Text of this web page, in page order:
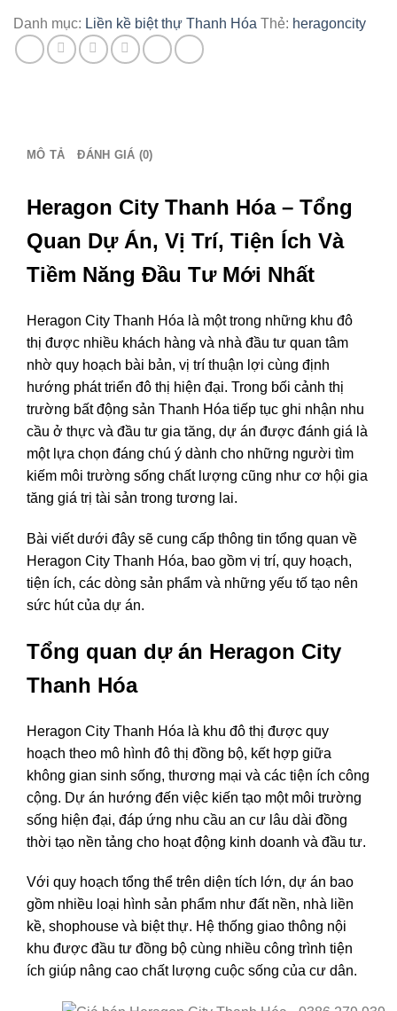
Hóa
–
Giá
Danh mục: Liền kề biệt thự Thanh Hóa Thẻ: heragoncity
MÔ TẢ ĐÁNH GIÁ (0)
Heragon City Thanh Hóa – Tổng
Quan Dự Án, Vị Trí, Tiện Ích Và
Tiềm Năng Đầu Tư Mới Nhất
Heragon City Thanh Hóa là một trong những khu đô
thị được nhiều khách hàng và nhà đầu tư quan tâm
nhờ quy hoạch bài bản, vị trí thuận lợi cùng định
hướng phát triển đô thị hiện đại. Trong bối cảnh thị
trường bất động sản Thanh Hóa tiếp tục ghi nhận nhu
cầu ở thực và đầu tư gia tăng, dự án được đánh giá là
một lựa chọn đáng chú ý dành cho những người tìm
kiếm môi trường sống chất lượng cũng như cơ hội gia
tăng giá trị tài sản trong tương lai.
Bài viết dưới đây sẽ cung cấp thông tin tổng quan về
Heragon City Thanh Hóa, bao gồm vị trí, quy hoạch,
tiện ích, các dòng sản phẩm và những yếu tố tạo nên
sức hút của dự án.
Tổng quan dự án Heragon City
Thanh Hóa
Heragon City Thanh Hóa là khu đô thị được quy
hoạch theo mô hình đô thị đồng bộ, kết hợp giữa
không gian sinh sống, thương mại và các tiện ích công
cộng. Dự án hướng đến việc kiến tạo một môi trường
sống hiện đại, đáp ứng nhu cầu an cư lâu dài đồng
thời tạo nền tảng cho hoạt động kinh doanh và đầu tư.
Với quy hoạch tổng thể trên diện tích lớn, dự án bao
gồm nhiều loại hình sản phẩm như đất nền, nhà liền
kề, shophouse và biệt thự. Hệ thống giao thông nội
khu được đầu tư đồng bộ cùng nhiều công trình tiện
ích giúp nâng cao chất lượng cuộc sống của cư dân.